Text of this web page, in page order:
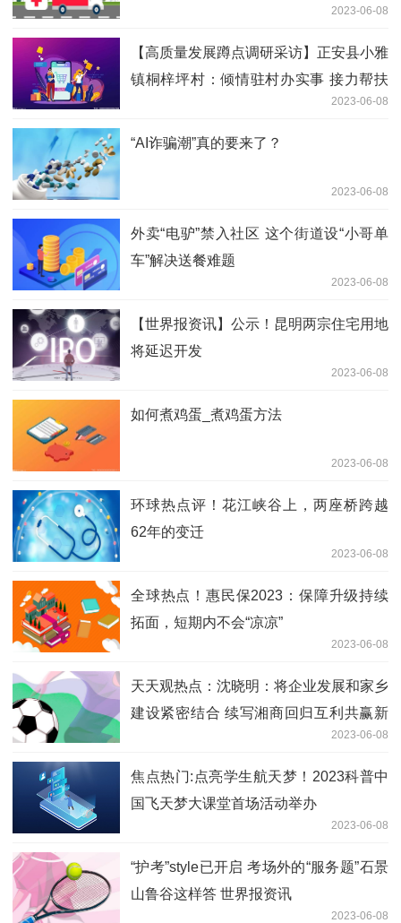
2023-06-08
【高质量发展蹲点调研采访】正安县小雅
镇桐梓坪村：倾情驻村办实事 接力帮扶
2023-06-08
“AI诈骗潮”真的要来了？
2023-06-08
外卖“电驴”禁入社区 这个街道设“小哥单
车”解决送餐难题
2023-06-08
【世界报资讯】公示！昆明两宗住宅用地
将延迟开发
2023-06-08
如何煮鸡蛋_煮鸡蛋方法
2023-06-08
环球热点评！花江峡谷上，两座桥跨越
62年的变迁
2023-06-08
全球热点！惠民保2023：保障升级持续
拓面，短期内不会“凉凉”
2023-06-08
天天观热点：沈晓明：将企业发展和家乡
建设紧密结合 续写湘商回归互利共赢新
2023-06-08
焦点热门:点亮学生航天梦！2023科普中
国飞天梦大课堂首场活动举办
2023-06-08
“护考”style已开启 考场外的“服务题”石景
山鲁谷这样答 世界报资讯
2023-06-08